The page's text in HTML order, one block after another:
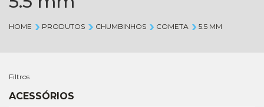
HOME PRODUTOS CHUMBINHOS COMETA 5.5 MM
Filtros
ACESSÓRIOS